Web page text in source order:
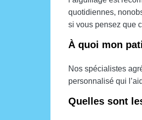
quotidiennes,
si vous pensez que
À quoi mon
Nos spécialistes
personnalisé qui
Quelles sont